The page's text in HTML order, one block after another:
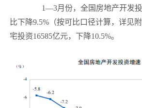
1—3月份，全国房地产开发
比下降9.5% （按可比口径计算，详见
宅投资16585亿元，下降10.5%。